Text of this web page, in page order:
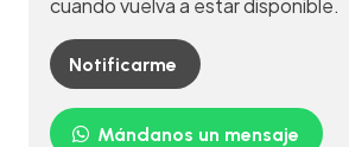
cuando vuelva a estar disponible.
Notificarme
Mándanos un mensaje